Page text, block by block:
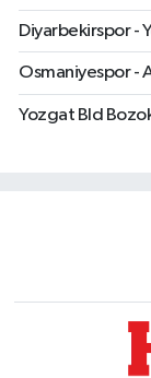
Diyarbekirspor -
Osmaniyespor -
Yozgat Bld